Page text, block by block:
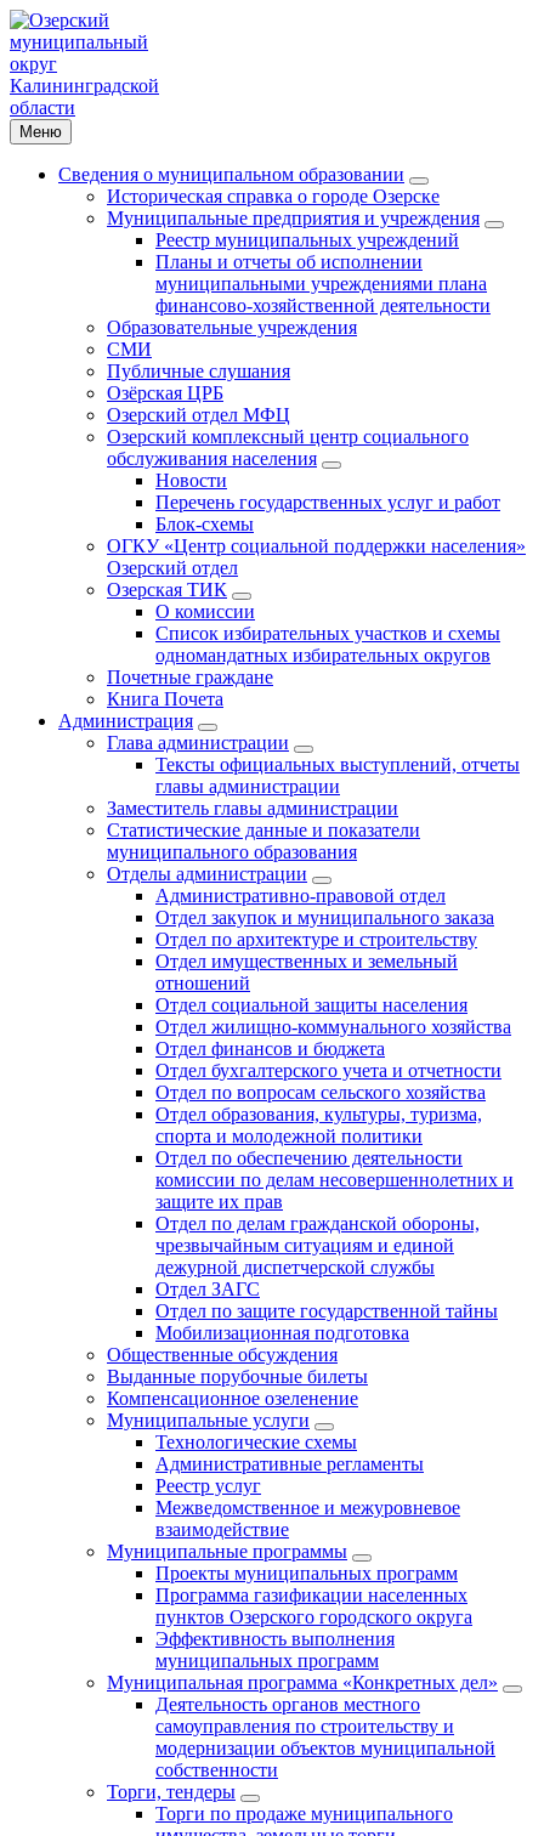
Меню
Сведения о муниципальном образовании
Историческая справка о городе Озерске
Муниципальные предприятия и учреждения
Реестр муниципальных учреждений
Планы и отчеты об исполнении
муниципальными учреждениями плана
финансово-хозяйственной деятельности
Образовательные учреждения
СМИ
Публичные слушания
Озёрская ЦРБ
Озерский отдел МФЦ
Озерский комплексный центр социального
обслуживания населения
Новости
Перечень государственных услуг и работ
Блок-схемы
ОГКУ «Центр социальной поддержки населения»
Озерский отдел
Озерская ТИК
О комиссии
Список избирательных участков и схемы
одномандатных избирательных округов
Почетные граждане
Книга Почета
Администрация
Глава администрации
Тексты официальных выступлений, отчеты
главы администрации
Заместитель главы администрации
Статистические данные и показатели
муниципального образования
Отделы администрации
Административно-правовой отдел
Отдел закупок и муниципального заказа
Отдел по архитектуре и строительству
Отдел имущественных и земельный
отношений
Отдел социальной защиты населения
Отдел жилищно-коммунального хозяйства
Отдел финансов и бюджета
Отдел бухгалтерского учета и отчетности
Отдел по вопросам сельского хозяйства
Отдел образования, культуры, туризма,
спорта и молодежной политики
Отдел по обеспечению деятельности
комиссии по делам несовершеннолетних и
защите их прав
Отдел по делам гражданской обороны,
чрезвычайным ситуациям и единой
дежурной диспетчерской службы
Отдел ЗАГС
Отдел по защите государственной тайны
Мобилизационная подготовка
Общественные обсуждения
Выданные порубочные билеты
Компенсационное озеленение
Муниципальные услуги
Технологические схемы
Административные регламенты
Реестр услуг
Межведомственное и межуровневое
взаимодействие
Муниципальные программы
Проекты муниципальных программ
Программа газификации населенных
пунктов Озерского городского округа
Эффективность выполнения
муниципальных программ
Муниципальная программа «Конкретных дел»
Деятельность органов местного
самоуправления по строительству и
модернизации объектов муниципальной
собственности
Торги, тендеры
Торги по продаже муниципального